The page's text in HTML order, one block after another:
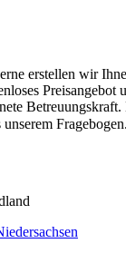
erstellen wir
Preisangebot
Fragebogen.